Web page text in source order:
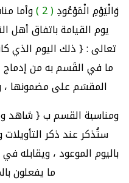
وَالْيَوْمِ الْمَوْعُودِ( 2 )
وأما
يوم القيامة باتفاق أهل
تعالى : { ذلك اليوم الذي
ما في القَسم به من إدماج
المقسَم على مضمونها ،
ومناسبة القسم ب { شاهد
ستُذكر عند ذكر
باليوم الموعود ،
ما يفعلون